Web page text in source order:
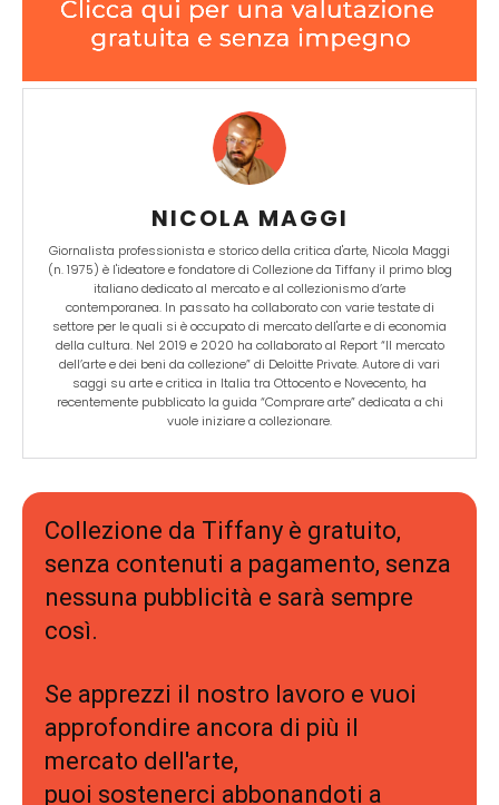
NICOLA MAGGI
Giornalista professionista e storico della critica d'arte, Nicola Maggi
(n. 1975) è l'ideatore e fondatore di Collezione da Tiffany il primo blog
italiano dedicato al mercato e al collezionismo d’arte
contemporanea. In passato ha collaborato con varie testate di
settore per le quali si è occupato di mercato dell'arte e di economia
della cultura. Nel 2019 e 2020 ha collaborato al Report “Il mercato
dell’arte e dei beni da collezione” di Deloitte Private. Autore di vari
saggi su arte e critica in Italia tra Ottocento e Novecento, ha
recentemente pubblicato la guida “Comprare arte” dedicata a chi
vuole iniziare a collezionare.
Collezione da Tiffany è gratuito,
senza contenuti a pagamento, senza
nessuna pubblicità e sarà sempre
così.
Se apprezzi il nostro lavoro e vuoi
approfondire ancora di più il
mercato dell'arte,
puoi sostenerci abbonandoti a